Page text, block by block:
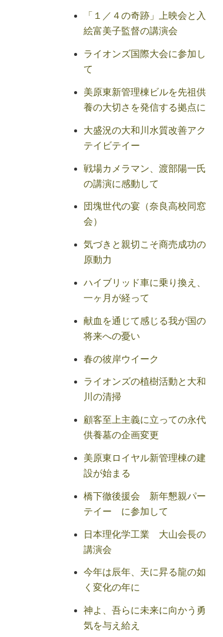
「１／４の奇跡」上映会と入
絵富美子監督の講演会
ライオンズ国際大会に参加し
て
美原東新管理棟ビルを先祖供
養の大切さを発信する拠点に
大盛況の大和川水質改善アク
テイビテイー
戦場カメラマン、渡部陽一氏
の講演に感動して
団塊世代の宴（奈良高校同窓
会）
気づきと親切こそ商売成功の
原動力
ハイブリッド車に乗り換え、
一ヶ月が経って
献血を通じて感じる我が国の
将来への憂い
春の彼岸ウイーク
ライオンズの植樹活動と大和
川の清掃
顧客至上主義に立っての永代
供養墓の企画変更
美原東ロイヤル新管理棟の建
設が始まる
橋下徹後援会 新年懇親パー
テイー に参加して
日本理化学工業 大山会長の
講演会
今年は辰年、天に昇る龍の如
く変化の年に
神よ、吾らに未来に向かう勇
気を与え給え